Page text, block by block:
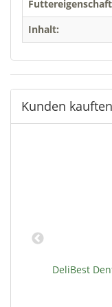
Inhalt:
Kunden
DeliBest